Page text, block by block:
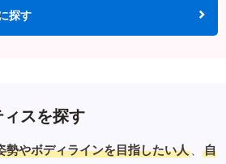
探す
スを探す
勢やボディラインを目指したい人 、
自